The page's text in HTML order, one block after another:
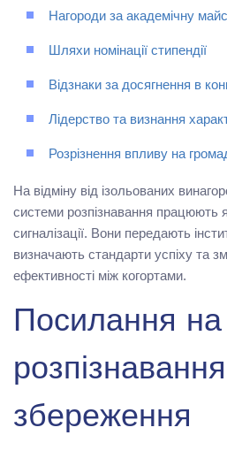
Нагороди за академічну
Шляхи номінації стипендії
Відзнаки за досягнення в
Лідерство та визнання
Розрізнення впливу на
На відміну від ізольованих
системи розпізнавання працюють
сигналізації. Вони передають
визначають стандарти успіху та
ефективності між когортами.
Посилання на
збереження